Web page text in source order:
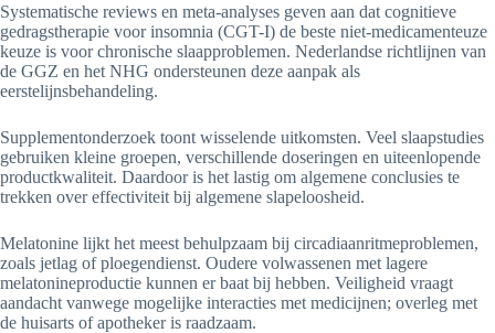
Systematische reviews en meta-analyses geven aan dat cognitieve
gedragstherapie voor insomnia (CGT-I) de beste niet-medicamenteuze
keuze is voor chronische slaapproblemen. Nederlandse richtlijnen van
de GGZ en het NHG ondersteunen deze aanpak als
eerstelijnsbehandeling.
Supplementonderzoek toont wisselende uitkomsten. Veel slaapstudies
gebruiken kleine groepen, verschillende doseringen en uiteenlopende
productkwaliteit. Daardoor is het lastig om algemene conclusies te
trekken over effectiviteit bij algemene slapeloosheid.
Melatonine lijkt het meest behulpzaam bij circadiaanritmeproblemen,
zoals jetlag of ploegendienst. Oudere volwassenen met lagere
melatonineproductie kunnen er baat bij hebben. Veiligheid vraagt
aandacht vanwege mogelijke interacties met medicijnen; overleg met
de huisarts of apotheker is raadzaam.